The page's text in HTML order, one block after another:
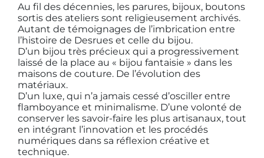
Au fil des décennies, les parures, bijoux, boutons
sortis des ateliers sont religieusement archivés.
Autant de témoignages de l’imbrication entre
l’histoire de Desrues et celle du bijou.
D’un bijou très précieux qui a progressivement
laissé de la place au « bijou fantaisie » dans les
maisons de couture. De l’évolution des
matériaux.
D’un luxe, qui n’a jamais cessé d’osciller entre
flamboyance et minimalisme. D’une volonté de
conserver les savoir-faire les plus artisanaux, tout
en intégrant l’innovation et les procédés
numériques dans sa réflexion créative et
technique.